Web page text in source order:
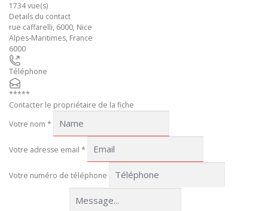
1734 vue(s)
Details du contact
rue caffarelli, 6000, Nice
Alpes-Maritimes, France
6000
Téléphone
*****
Contacter le propriétaire de la fiche
Votre nom *
Votre adresse email *
Votre numéro de téléphone